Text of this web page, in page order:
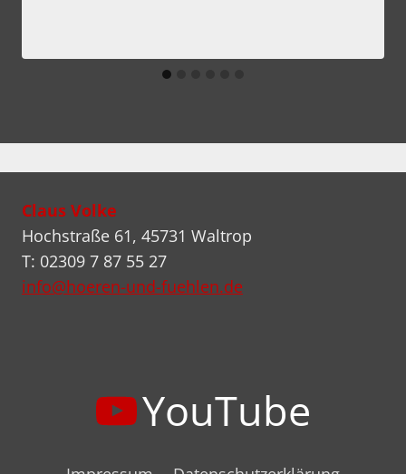
Claus Volke
Hochstraße 61, 45731 Waltrop
T: 02309 7 87 55 27
info@hoeren-und-fuehlen.de
YouTube